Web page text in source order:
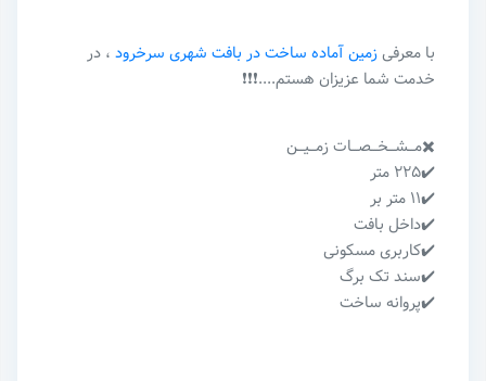
با معرفیزمین آماده ساخت در بافت شهری سرخرود ، در
خدمت شما عزیزان هستم....❗️❗️❗️
✖️مـــشـــخـــصـــات زمـــیـــن
✔️۲۲۵ متر
✔️۱۱ متر بر
✔️داخل بافت
✔️کاربری مسکونی
✔️سند تک برگ
✔️پروانه ساخت